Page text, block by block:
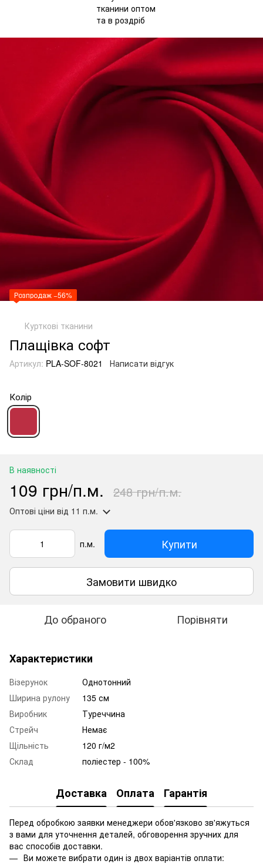
Розпродаж −56%
Курткові тканини
Плащівка софт
Артикул: PLA-SOF-8021 Написати відгук
Колір
В наявності
109 грн/п.м. 248 грн/п.м.
Оптові ціни від 11 п.м.
п.м. Купити
Замовити швидко
До обраного Порівняти
Характеристики
Візерунок
Однотонний
Ширина рулону
135 см
Виробник
Туреччина
Стрейч
Немає
Щільність
120 г/м2
Склад
поліестер - 100%
Доставка Оплата Гарантія
Перед обробкою заявки менеджери обов'язково зв'яжуться
з вами для уточнення деталей, обговорення зручних для
вас способів доставки.
Ви можете вибрати один із двох варіантів оплати: